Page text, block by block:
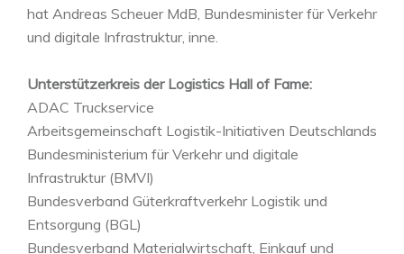
hat Andreas Scheuer MdB, Bundesminister für Verkehr
und digitale Infrastruktur, inne.
Unterstützerkreis der Logistics Hall of Fame:
ADAC Truckservice
Arbeitsgemeinschaft Logistik-Initiativen Deutschlands
Bundesministerium für Verkehr und digitale
Infrastruktur (BMVI)
Bundesverband Güterkraftverkehr Logistik und
Entsorgung (BGL)
Bundesverband Materialwirtschaft, Einkauf und